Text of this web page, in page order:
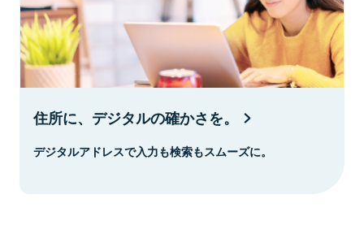
住所に、デジタルの確かさを。
デジタルアドレスで入力も検索もスムーズに。